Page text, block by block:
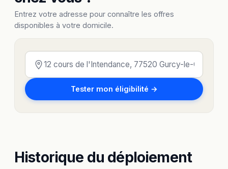
Entrez votre adresse pour connaître les offres
disponibles à votre domicile.
Tester mon éligibilité →
Historique du déploiement